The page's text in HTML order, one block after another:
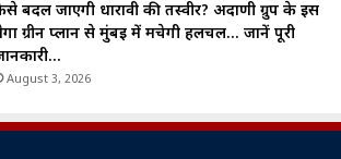
बदल जाएगी धारावी की तस्वीर? अदाणी ग्रुप के इस
ग्रीन प्लान से मुंबई में मचेगी हलचल… जानें पूरी
August 3, 2026